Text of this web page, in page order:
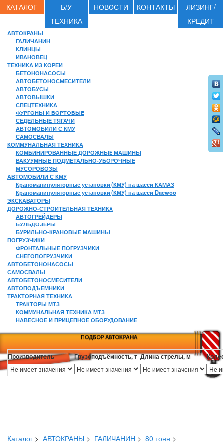
КАТАЛОГ
Б/У
ТЕХНИКА
НОВОСТИ КОНТАКТЫ
ЛИЗИНГ/
КРЕДИТ
АВТОКРАНЫ
ГАЛИЧАНИН
КЛИНЦЫ
ИВАНОВЕЦ
ТЕХНИКА ИЗ КОРЕИ
БЕТОНОНАСОСЫ
АВТОБЕТОНОСМЕСИТЕЛИ
АВТОБУСЫ
АВТОВЫШКИ
СПЕЦТЕХНИКА
ФУРГОНЫ И БОРТОВЫЕ
СЕДЕЛЬНЫЕ ТЯГАЧИ
АВТОМОБИЛИ С КМУ
САМОСВАЛЫ
КОММУНАЛЬНАЯ ТЕХНИКА
КОМБИНИРОВАННЫЕ ДОРОЖНЫЕ МАШИНЫ
ВАКУУМНЫЕ ПОДМЕТАЛЬНО-УБОРОЧНЫЕ
МУСОРОВОЗЫ
АВТОМОБИЛИ С КМУ
Краноманипуляторные установки (КМУ) на шасси КАМАЗ
Краноманипуляторные установки (КМУ) на шасси Daewoo
ЭКСКАВАТОРЫ
ДОРОЖНО-СТРОИТЕЛЬНАЯ ТЕХНИКА
АВТОГРЕЙДЕРЫ
БУЛЬДОЗЕРЫ
БУРИЛЬНО-КРАНОВЫЕ МАШИНЫ
ПОГРУЗЧИКИ
ФРОНТАЛЬНЫЕ ПОГРУЗЧИКИ
СНЕГОПОГРУЗЧИКИ
АВТОБЕТОНОНАСОСЫ
САМОСВАЛЫ
АВТОБЕТОНОСМЕСИТЕЛИ
АВТОПОДЪЕМНИКИ
ТРАКТОРНАЯ ТЕХНИКА
ТРАКТОРЫ МТЗ
КОММУНАЛЬНАЯ ТЕХНИКА МТЗ
НАВЕСНОЕ И ПРИЦЕПНОЕ ОБОРУДОВАНИЕ
Производитель Грузоподъёмность, т Длина стрелы, м
Каталог > АВТОКРАНЫ > ГАЛИЧАНИН > 80 тонн >